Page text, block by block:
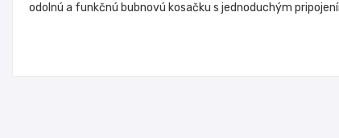
odolnú a funkčnú bubnovú kosačku s jednoduchým